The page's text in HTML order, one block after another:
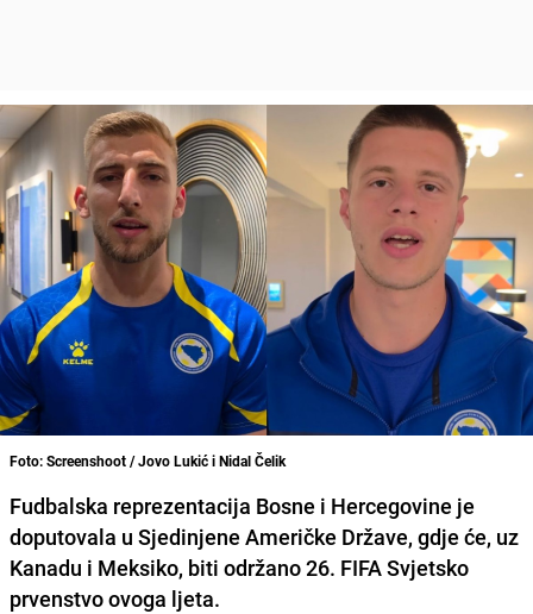
Foto: Screenshoot / Jovo Lukić i Nidal Čelik
Fudbalska reprezentacija Bosne i Hercegovine je
doputovala u Sjedinjene Američke Države, gdje će, uz
Kanadu i Meksiko, biti održano 26. FIFA Svjetsko
prvenstvo ovoga ljeta.